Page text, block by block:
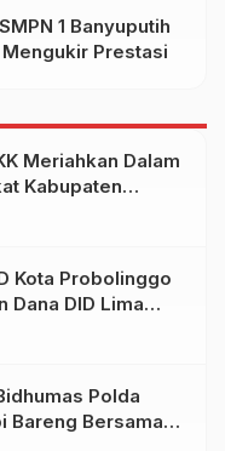
1 Banyuputih
Prestasi
Meriahkan Dalam
Kabupaten
Kota Probolinggo
Dana DID Lima
Polda
Bareng Bersama